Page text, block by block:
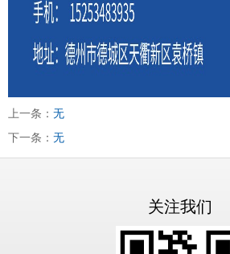
上一条： 无
下一条： 无
关注我们